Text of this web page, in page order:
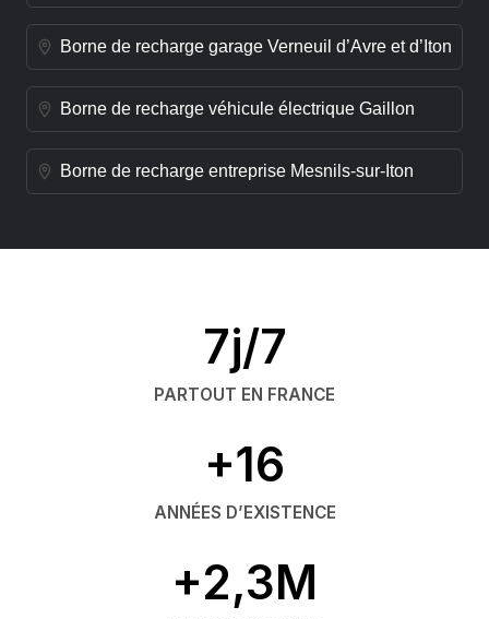
Borne de recharge garage Verneuil d’Avre et d’Iton
Borne de recharge véhicule électrique Gaillon
Borne de recharge entreprise Mesnils-sur-Iton
7j/7
PARTOUT EN FRANCE
+16
ANNÉES D’EXISTENCE
+2,3M